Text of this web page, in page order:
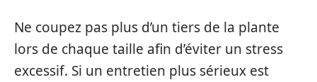
Ne coupez pas plus d’un tiers de la plante
lors de chaque taille afin d’éviter un stress
excessif. Si un entretien plus sérieux est